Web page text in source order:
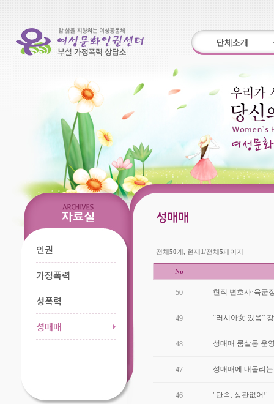
단체소개
인권
가정폭력
성폭력
성매매
전체50개, 현재1/전체5페이지
No
50 현직 변호사·육군
49 “러시아女 있음”
48 성매매 룸살롱 운
47 성매매에 내몰리
46 "단속, 상관없어